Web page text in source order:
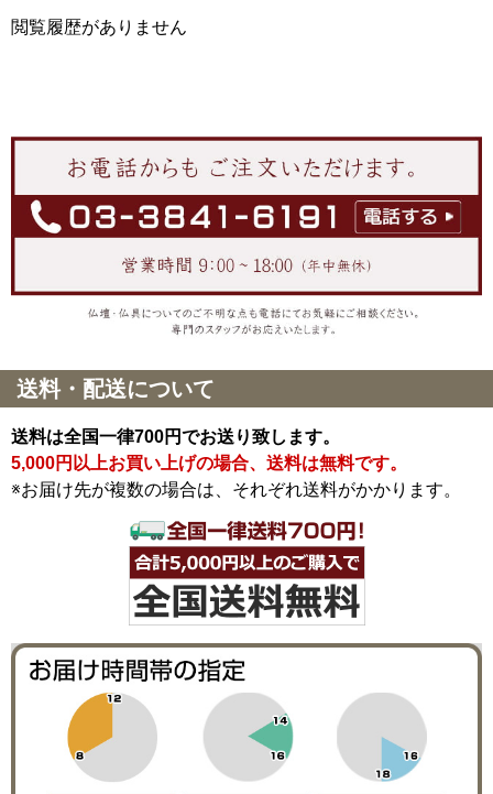
閲覧履歴がありません
送料・配送について
送料は全国一律700円でお送り致します。
5,000円以上お買い上げの場合、送料は無料です。
※お届け先が複数の場合は、それぞれ送料がかかります。